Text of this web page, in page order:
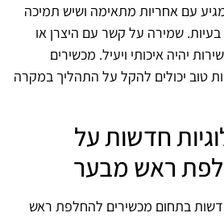
עם אחריות מתאימה ושיש תמיכה
שמירה על קשר עם היצרן או
יהיה איכותי ויעיל. מכשירים
טוב יכולים להקל על התהליך במקרה
חדשות על
ראש מבער
בתחום מכשירים להחלפת ראש